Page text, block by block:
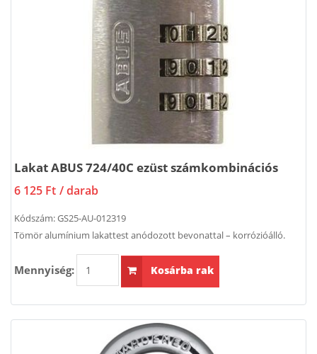
Lakat ABUS 724/40C ezüst számkombinációs
6 125 Ft / darab
Kódszám:GS25-AU-012319
Tömör alumínium lakattest anódozott bevonattal – korrózióálló.
Mennyiség: Kosárba rak